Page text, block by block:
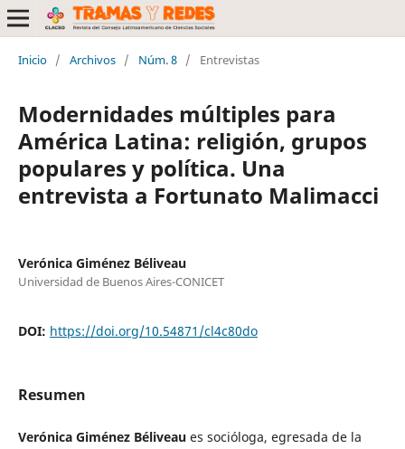
Inicio / Archivos / Núm. 8 / Entrevistas
Modernidades múltiples para
América Latina: religión, grupos
populares y política. Una
entrevista a Fortunato Malimacci
Verónica Giménez Béliveau
Universidad de Buenos Aires-CONICET
DOI: https://doi.org/10.54871/cl4c80do
Resumen
Verónica Giménez Béliveaues socióloga, egresada de la